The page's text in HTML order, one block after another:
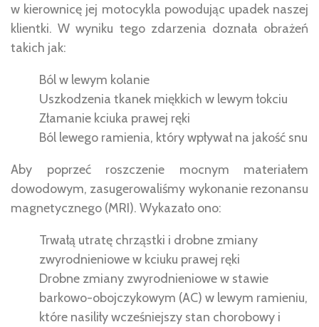
w kierownicę jej motocykla powodując upadek naszej
klientki. W wyniku tego zdarzenia doznała obrażeń
takich jak:
Ból w lewym kolanie
Uszkodzenia tkanek miękkich w lewym łokciu
Złamanie kciuka prawej ręki
Ból lewego ramienia, który wpływał na jakość snu
Aby poprzeć roszczenie mocnym materiałem
dowodowym, zasugerowaliśmy wykonanie rezonansu
magnetycznego (MRI). Wykazało ono:
Trwałą utratę chrząstki i drobne zmiany
zwyrodnieniowe w kciuku prawej ręki
Drobne zmiany zwyrodnieniowe w stawie
barkowo-obojczykowym (AC) w lewym ramieniu,
które nasiliły wcześniejszy stan chorobowy i